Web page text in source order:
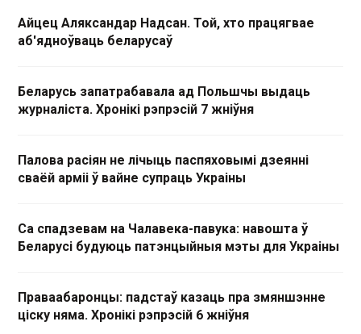
Айцец Аляксандар Надсан. Той, хто працягвае
аб'ядноўваць беларусаў
Беларусь запатрабавала ад Польшчы выдаць
журналіста. Хронікі рэпрэсій 7 жніўня
Палова расіян не лічыць паспяховымі дзеянні
сваёй арміі ў вайне супраць Украіны
Са спадзевам на Чалавека-павука: навошта ў
Беларусі будуюць патэнцыйныя мэты для Украіны
Праваабаронцы: падстаў казаць пра змяншэнне
ціску няма. Хронікі рэпрэсій 6 жніўня